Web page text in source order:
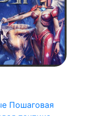
Пошаговая